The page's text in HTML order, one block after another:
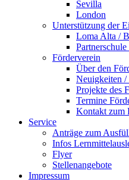
Sevilla
London
Unterstützung der
Loma Alta /
Förderverein
Über den
Neuigkeiten /
Projekte des
Termine
Kontakt zum
Service
Anträge zum
Infos
Flyer
Stellenangebote
Impressum